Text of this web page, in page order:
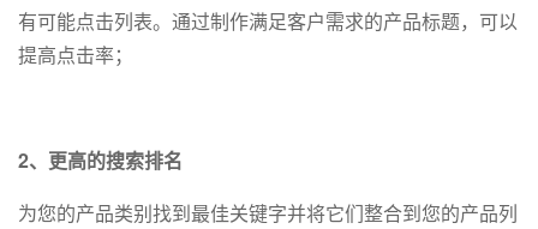
有可能点击列表。通过制作满足客户需求的产品标题，可以
提高点击率；
2、更高的搜索排名
为您的产品类别找到最佳关键字并将它们整合到您的产品列